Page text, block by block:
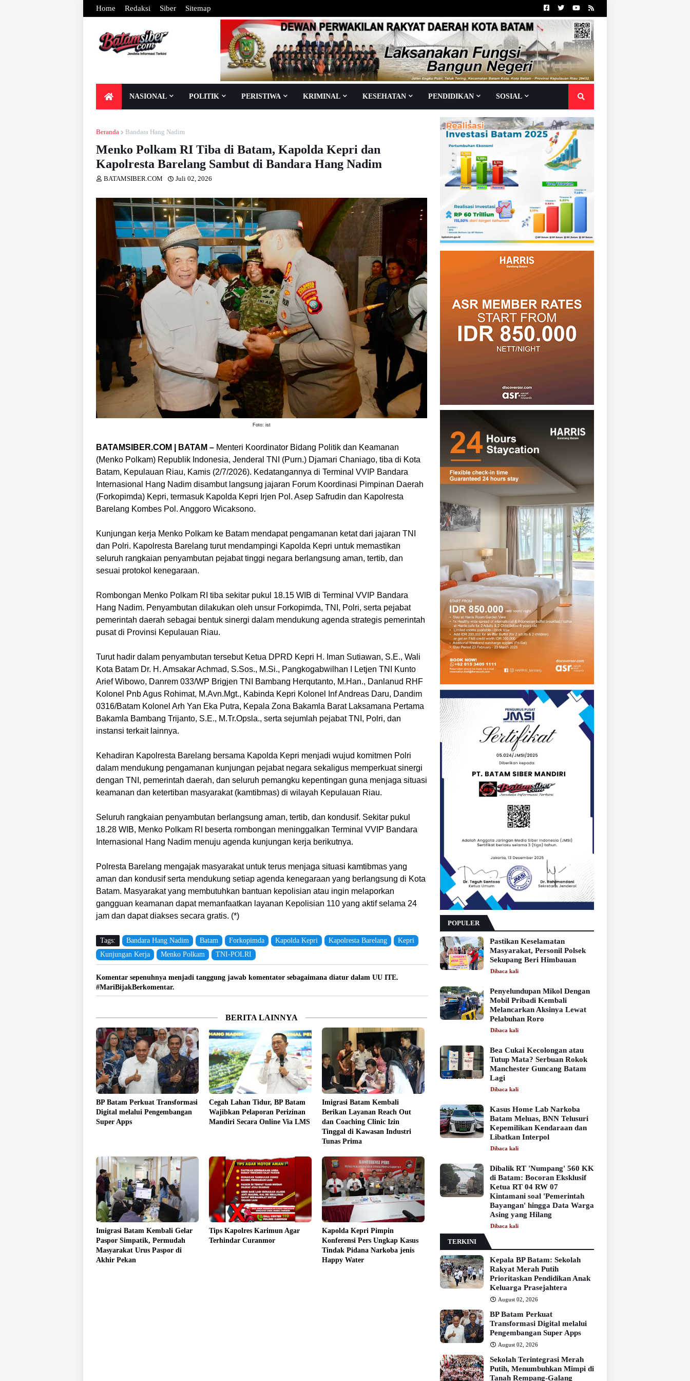
Home Redaksi Siber Sitemap
NASIONAL POLITIK PERISTIWA KRIMINAL KESEHATAN PENDIDIKAN SOSIAL
Beranda Bandara Hang Nadim
Menko Polkam RI Tiba di Batam, Kapolda Kepri dan
Kapolresta Barelang Sambut di Bandara Hang Nadim
BATAMSIBER.COM Juli 02, 2026
Foto: ist
BATAMSIBER.COM | BATAM – Menteri Koordinator Bidang Politik dan Keamanan
(Menko Polkam) Republik Indonesia, Jenderal TNI (Purn.) Djamari Chaniago, tiba di Kota
Batam, Kepulauan Riau, Kamis (2/7/2026). Kedatangannya di Terminal VVIP Bandara
Internasional Hang Nadim disambut langsung jajaran Forum Koordinasi Pimpinan Daerah
(Forkopimda) Kepri, termasuk Kapolda Kepri Irjen Pol. Asep Safrudin dan Kapolresta
Barelang Kombes Pol. Anggoro Wicaksono.
Kunjungan kerja Menko Polkam ke Batam mendapat pengamanan ketat dari jajaran TNI
dan Polri. Kapolresta Barelang turut mendampingi Kapolda Kepri untuk memastikan
seluruh rangkaian penyambutan pejabat tinggi negara berlangsung aman, tertib, dan
sesuai protokol kenegaraan.
Rombongan Menko Polkam RI tiba sekitar pukul 18.15 WIB di Terminal VVIP Bandara
Hang Nadim. Penyambutan dilakukan oleh unsur Forkopimda, TNI, Polri, serta pejabat
pemerintah daerah sebagai bentuk sinergi dalam mendukung agenda strategis pemerintah
pusat di Provinsi Kepulauan Riau.
Turut hadir dalam penyambutan tersebut Ketua DPRD Kepri H. Iman Sutiawan, S.E., Wali
Kota Batam Dr. H. Amsakar Achmad, S.Sos., M.Si., Pangkogabwilhan I Letjen TNI Kunto
Arief Wibowo, Danrem 033/WP Brigjen TNI Bambang Herqutanto, M.Han., Danlanud RHF
Kolonel Pnb Agus Rohimat, M.Avn.Mgt., Kabinda Kepri Kolonel Inf Andreas Daru, Dandim
0316/Batam Kolonel Arh Yan Eka Putra, Kepala Zona Bakamla Barat Laksamana Pertama
Bakamla Bambang Trijanto, S.E., M.Tr.Opsla., serta sejumlah pejabat TNI, Polri, dan
instansi terkait lainnya.
Kehadiran Kapolresta Barelang bersama Kapolda Kepri menjadi wujud komitmen Polri
dalam mendukung pengamanan kunjungan pejabat negara sekaligus memperkuat sinergi
dengan TNI, pemerintah daerah, dan seluruh pemangku kepentingan guna menjaga situasi
keamanan dan ketertiban masyarakat (kamtibmas) di wilayah Kepulauan Riau.
Seluruh rangkaian penyambutan berlangsung aman, tertib, dan kondusif. Sekitar pukul
18.28 WIB, Menko Polkam RI beserta rombongan meninggalkan Terminal VVIP Bandara
Internasional Hang Nadim menuju agenda kunjungan kerja berikutnya.
Polresta Barelang mengajak masyarakat untuk terus menjaga situasi kamtibmas yang
aman dan kondusif serta mendukung setiap agenda kenegaraan yang berlangsung di Kota
Batam. Masyarakat yang membutuhkan bantuan kepolisian atau ingin melaporkan
gangguan keamanan dapat memanfaatkan layanan Kepolisian 110 yang aktif selama 24
jam dan dapat diakses secara gratis. (*)
Tags: Bandara Hang Nadim Batam Forkopimda Kapolda Kepri Kapolresta Barelang
Kepri
Kunjungan Kerja
Menko Polkam TNI-POLRI
Komentar sepenuhnya menjadi tanggung jawab komentator sebagaimana diatur dalam UU ITE.
#MariBijakBerkomentar.
BERITA LAINNYA
BP Batam Perkuat Transformasi
Digital melalui Pengembangan
Super Apps
Cegah Lahan Tidur, BP Batam
Wajibkan Pelaporan Perizinan
Mandiri Secara Online Via LMS
Imigrasi Batam Kembali
Berikan Layanan Reach Out
dan Coaching Clinic Izin
Tinggal di Kawasan Industri
Tunas Prima
Imigrasi Batam Kembali Gelar
Paspor Simpatik, Permudah
Masyarakat Urus Paspor di
Akhir Pekan
Tips Kapolres Karimun Agar
Terhindar Curanmor
Kapolda Kepri Pimpin
Konferensi Pers Ungkap Kasus
Tindak Pidana Narkoba jenis
Happy Water
POPULER
Pastikan Keselamatan
Masyarakat, Personil Polsek
Sekupang Beri Himbauan
Dibaca kali
Penyelundupan Mikol Dengan
Mobil Pribadi Kembali
Melancarkan Aksinya Lewat
Pelabuhan Roro
Dibaca kali
Bea Cukai Kecolongan atau
Tutup Mata? Serbuan Rokok
Manchester Guncang Batam
Lagi
Dibaca kali
Kasus Home Lab Narkoba
Batam Meluas, BNN Telusuri
Kepemilikan Kendaraan dan
Libatkan Interpol
Dibaca kali
Dibalik RT 'Numpang' 560 KK
di Batam: Bocoran Eksklusif
Ketua RT 04 RW 07
Kintamani soal 'Pemerintah
Bayangan' hingga Data Warga
Asing yang Hilang
Dibaca kali
TERKINI
Kepala BP Batam: Sekolah
Rakyat Merah Putih
Prioritaskan Pendidikan Anak
Keluarga Prasejahtera
August 02, 2026
BP Batam Perkuat
Transformasi Digital melalui
Pengembangan Super Apps
August 02, 2026
Sekolah Terintegrasi Merah
Putih, Menumbuhkan Mimpi di
Tanah Rempang-Galang